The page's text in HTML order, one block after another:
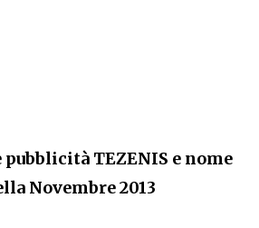
pubblicità TEZENIS e nome
Novembre 2013